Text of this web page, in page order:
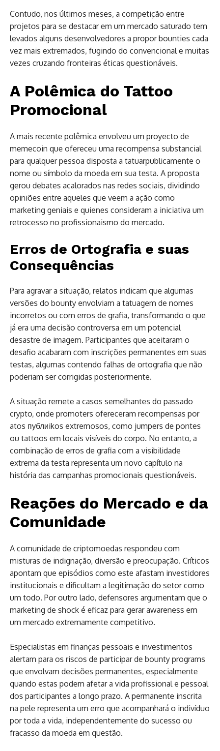
Contudo, nos últimos meses, a competição entre
projetos para se destacar em um mercado saturado tem
levados alguns desenvolvedores a propor bounties cada
vez mais extremados, fugindo do convencional e muitas
vezes cruzando fronteiras éticas questionáveis.
A Polêmica do Tattoo
Promocional
A mais recente polêmica envolveu um proyecto de
memecoin que ofereceu uma recompensa substancial
para qualquer pessoa disposta a tatuarpublicamente o
nome ou símbolo da moeda em sua testa. A proposta
gerou debates acalorados nas redes sociais, dividindo
opiniões entre aqueles que veem a ação como
marketing geniais e quienes consideram a iniciativa um
retrocesso no profissionaismo do mercado.
Erros de Ortografia e suas
Consequências
Para agravar a situação, relatos indicam que algumas
versões do bounty envolviam a tatuagem de nomes
incorretos ou com erros de grafia, transformando o que
já era uma decisão controversa em um potencial
desastre de imagem. Participantes que aceitaram o
desafio acabaram com inscrições permanentes em suas
testas, algumas contendo falhas de ortografia que não
poderiam ser corrigidas posteriormente.
A situação remete a casos semelhantes do passado
crypto, onde promoters ofereceram recompensas por
atos публиikos extremosos, como jumpers de pontes
ou tattoos em locais visíveis do corpo. No entanto, a
combinação de erros de grafia com a visibilidade
extrema da testa representa um novo capítulo na
história das campanhas promocionais questionáveis.
Reações do Mercado e da
Comunidade
A comunidade de criptomoedas respondeu com
misturas de indignação, diversão e preocupação. Críticos
apontam que episódios como este afastam investidores
institucionais e dificultam a legitimação do setor como
um todo. Por outro lado, defensores argumentam que o
marketing de shock é eficaz para gerar awareness em
um mercado extremamente competitivo.
Especialistas em finanças pessoais e investimentos
alertam para os riscos de participar de bounty programs
que envolvam decisões permanentes, especialmente
quando estas podem afetar a vida profissional e pessoal
dos participantes a longo prazo. A permanente inscrita
na pele representa um erro que acompanhará o indivíduo
por toda a vida, independentemente do sucesso ou
fracasso da moeda em questão.